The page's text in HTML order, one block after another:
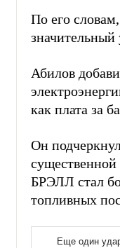
По его
значительный
Абилов
как плата за
Он
БРЭЛЛ стал
топливных